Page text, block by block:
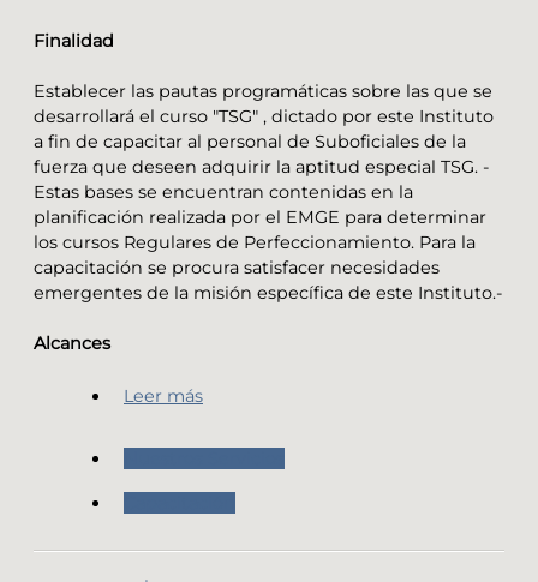
Finalidad
Establecer las pautas programáticas sobre las que se
desarrollará el curso "TSG" , dictado por este Instituto
a fin de capacitar al personal de Suboficiales de la
fuerza que deseen adquirir la aptitud especial TSG. -
Estas bases se encuentran contenidas en la
planificación realizada por el EMGE para determinar
los cursos Regulares de Perfeccionamiento. Para la
capacitación se procura satisfacer necesidades
emergentes de la misión específica de este Instituto.-
Alcances
Leer más